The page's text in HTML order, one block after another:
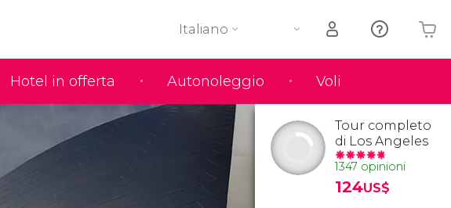
Hotel in offerta Autonoleggio Voli
Italiano
Il tuo carrello è vuoto
Tour completo
di Los Angeles
1347 opinioni
124US$